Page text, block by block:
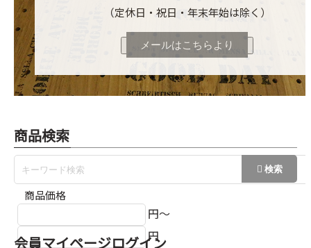
（定休日・祝日・年末年始は除く）
メールはこちらより
商品検索
商品価格
円～
円
会員マイページログイン